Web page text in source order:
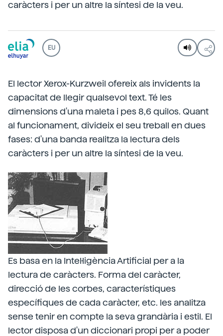
caràcters i per un altre la síntesi de la veu.
EU
El lector Xerox-Kurzweil ofereix als invidents la
capacitat de llegir qualsevol text. Té les
dimensions d'una maleta i pes 8,6 quilos. Quant
al funcionament, divideix el seu treball en dues
fases: d'una banda realitza la lectura dels
caràcters i per un altre la síntesi de la veu.
Es basa en la Intel·ligència Artificial per a la
lectura de caràcters. Forma del caràcter,
direcció de les corbes, característiques
específiques de cada caràcter, etc. les analitza
sense tenir en compte la seva grandària i estil. El
lector disposa d'un diccionari propi per a poder